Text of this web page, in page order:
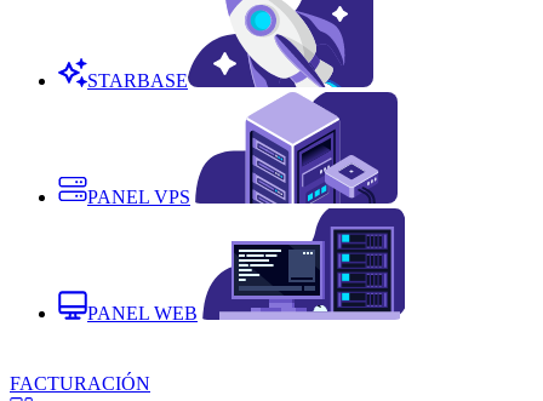
STARBASE
PANEL VPS
PANEL WEB
FACTURACIÓN